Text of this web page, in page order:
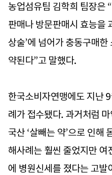
농업섬유팀 김학희 팀장은
판매나 방문판매시 효능을
상술’에 넘어가 충동구매
약된다”고 말했다.
한국소비자연맹에도 지난
례가 접수됐다. 과거처럼
국산 ‘살빼는 약’으로 인해
해사례는 훨씬 줄었지만
에 병원신세를 졌다는 고